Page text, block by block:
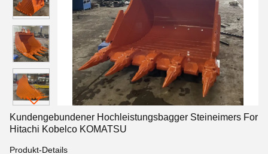
Kundengebundener Hochleistungsbagger Steineimers For
Hitachi Kobelco KOMATSU
Produkt-Details